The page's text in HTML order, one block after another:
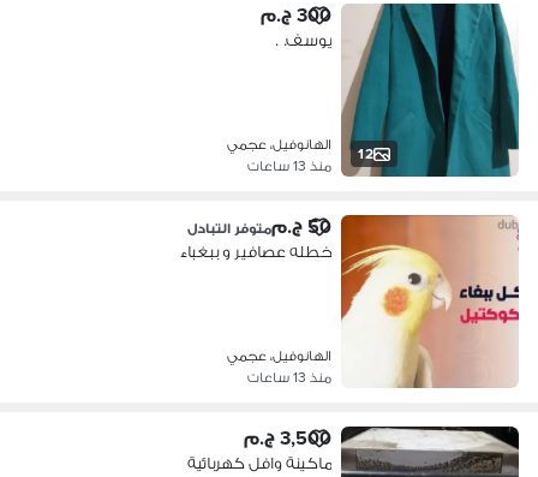
12
300 ج.م
يوسف. .
الهانوفيل، عجمي
منذ 13 ساعات
50 ج.م متوفر التبادل
خطله عصافير و ببغباء
الهانوفيل، عجمي
منذ 13 ساعات
3,500 ج.م
ماكينة وافل كهربائية